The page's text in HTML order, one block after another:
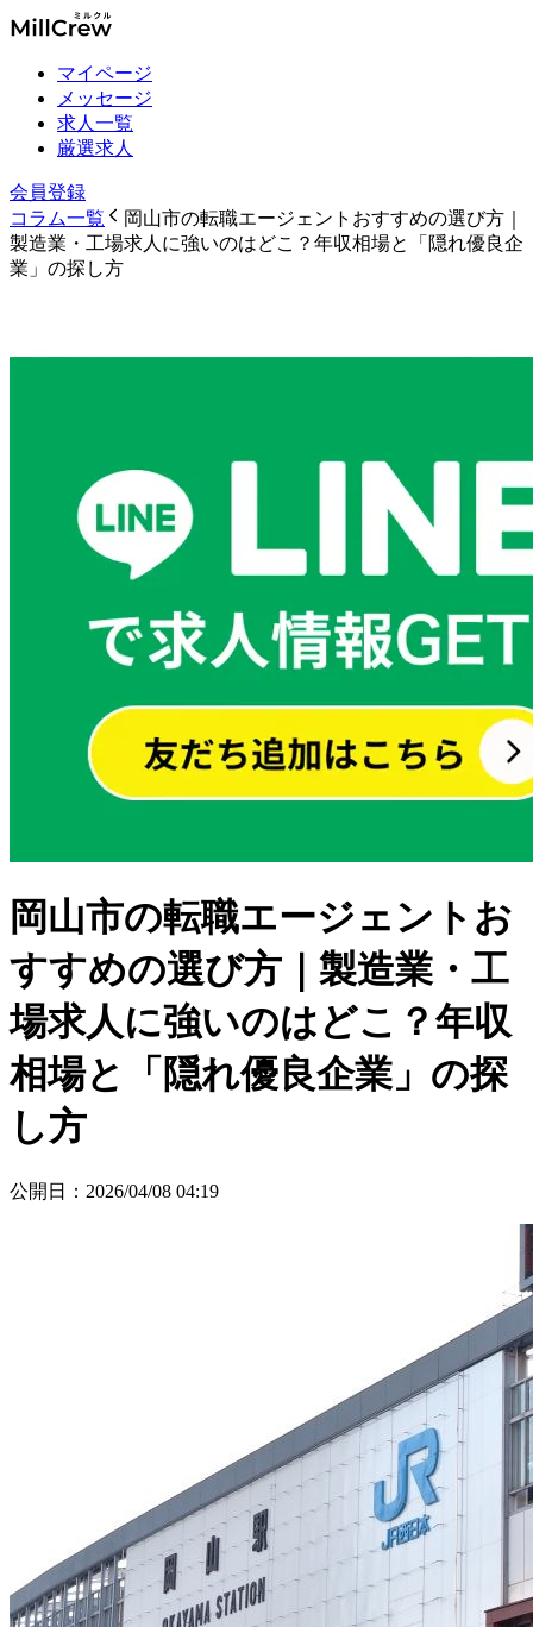
マイページ
メッセージ
求人一覧
厳選求人
会員登録
コラム一覧
岡山市の転職エージェントおすすめの選び方｜
製造業・工場求人に強いのはどこ？年収相場と「隠れ優良企
業」の探し方
岡山市の転職エージェントお
すすめの選び方｜製造業・工
場求人に強いのはどこ？年収
相場と「隠れ優良企業」の探
し方
公開日 ： 2026/04/08 04:19